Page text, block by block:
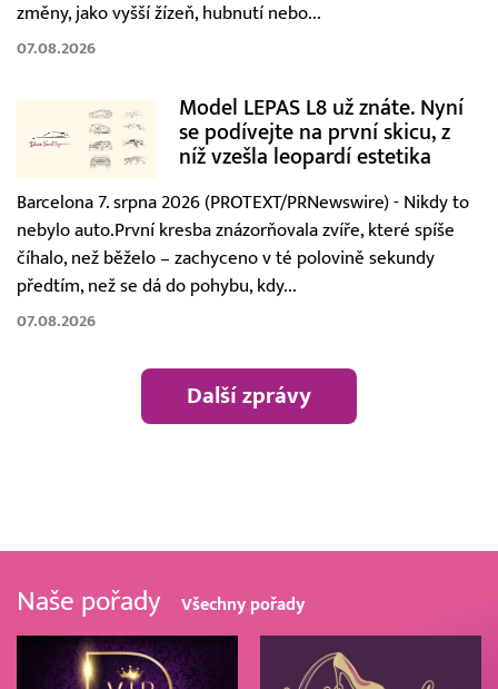
změny, jako vyšší žízeň, hubnutí nebo...
07.08.2026
Model LEPAS L8 už znáte. Nyní
se podívejte na první skicu, z
níž vzešla leopardí estetika
Barcelona 7. srpna 2026 (PROTEXT/PRNewswire) - Nikdy to
nebylo auto.První kresba znázorňovala zvíře, které spíše
číhalo, než běželo – zachyceno v té polovině sekundy
předtím, než se dá do pohybu, kdy...
07.08.2026
Další zprávy
Naše pořady Všechny pořady